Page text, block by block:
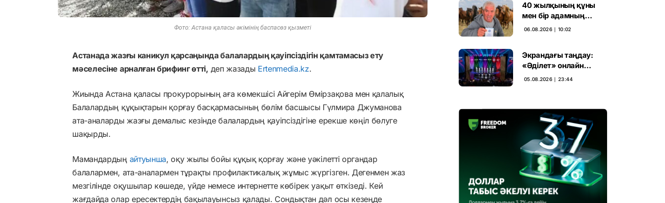
Фото: Астана қаласы әкімінің баспасөз қызметі
Астанада жазғы каникул қарсаңында балалардың қауіпсіздігін қамтамасыз ету
мәселесіне арналған брифинг өтті, деп жазады Ertenmedia.kz.
Жиында Астана қаласы прокурорының аға көмекшісі Айгерім Өмірзақова мен қалалық
Балалардың құқықтарын қорғау басқармасының бөлім басшысы Гүлмира Джуманова
ата-аналарды жазғы демалыс кезінде балалардың қауіпсіздігіне ерекше көңіл бөлуге
шақырды.
Мамандардың айтуынша, оқу жылы бойы құқық қорғау және уәкілетті органдар
балалармен, ата-аналармен тұрақты профилактикалық жұмыс жүргізген. Дегенмен жаз
мезгілінде оқушылар көшеде, үйде немесе интернетте көбірек уақыт өткізеді. Кей
жағдайда олар ересектердің бақылауынсыз қалады. Сондықтан дәл осы кезеңде
40 жылқының құны
мен бір адамның
тағдыры: апелляция 7
06.08.2026 ∣ 10:02
Экрандағы таңдау:
«Әділет» онлайн
дауыс беруде алға
05.08.2026 ∣ 23:44